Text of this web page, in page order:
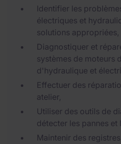
Identifier les
électriques et
solutions appropriées,
Diagnostiquer et
systèmes de moteurs
d'hydraulique et
Effectuer des
atelier,
Utiliser des outils de
détecter les pannes et
Maintenir des